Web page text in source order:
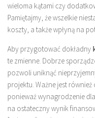
wieloma kątami czy
Pamiętajmy, że wszelkie
koszty, a także wpłyną na
Aby przygotować dokładny
te zmienne. Dobrze
pozwoli uniknąć
projektu. Ważne jest
ponieważ wynagrodzenie
na ostateczny wynik